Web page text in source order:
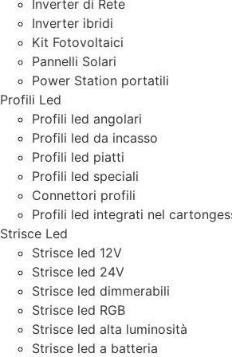
Inverter di Rete
Inverter ibridi
Kit Fotovoltaici
Pannelli Solari
Power Station portatili
Profili Led
Profili led angolari
Profili led da incasso
Profili led piatti
Profili led speciali
Connettori profili
Profili led integrati nel
Strisce Led
Strisce led 12V
Strisce led 24V
Strisce led dimmerabili
Strisce led RGB
Strisce led alta luminosità
Strisce led a batteria